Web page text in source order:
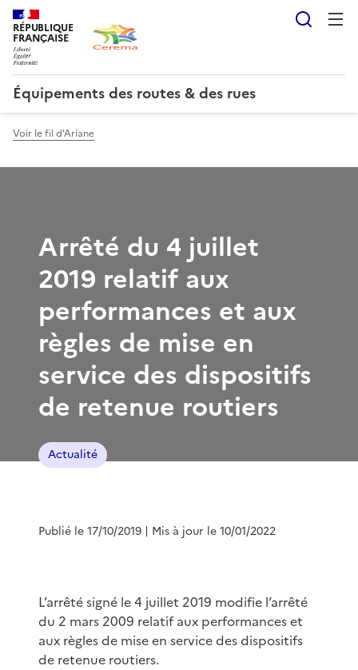
RÉPUBLIQUE
FRANÇAISE
Équipements des routes & des rues
Voir le fil d'Ariane
Arrêté du 4 juillet
2019 relatif aux
performances et aux
règles de mise en
service des dispositifs
de retenue routiers
Actualité
Publié le 17/10/2019 | Mis à jour le 10/01/2022
L’arrêté signé le 4 juillet 2019 modifie l’arrêté
du 2 mars 2009 relatif aux performances et
aux règles de mise en service des dispositifs
de retenue routiers.